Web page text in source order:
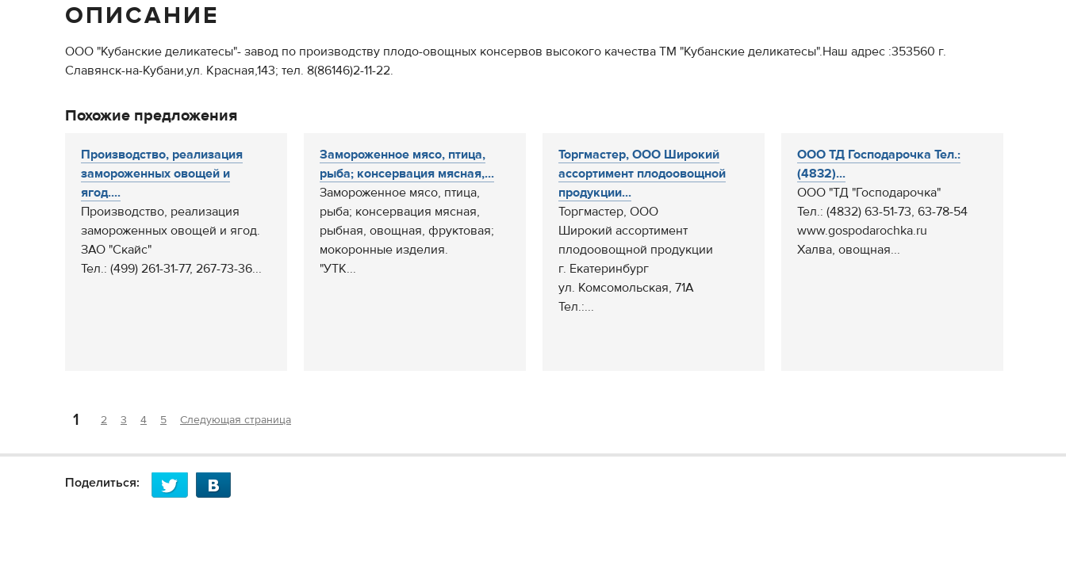
ОПИСАНИЕ
ООО "Кубанские деликатесы"- завод по производству плодо-овощных консервов высокого качества ТМ "Кубанские деликатесы".Наш адрес :353560 г.
Славянск-на-Кубани,ул. Красная,143; тел. 8(86146)2-11-22.
Похожие предложения
Производство, реализация
замороженных овощей и
ягод....
Производство, реализация
замороженных овощей и ягод.
ЗАО "Скайс"
Тел.: (499) 261-31-77, 267-73-36...
Замороженное мясо, птица,
рыба; консервация мясная,...
Замороженное мясо, птица,
рыба; консервация мясная,
рыбная, овощная, фруктовая;
мокоронные изделия.
"УТК...
Торгмастер, ООО Широкий
ассортимент плодоовощной
продукции...
Торгмастер, ООО
Широкий ассортимент
плодоовощной продукции
г. Екатеринбург
ул. Комсомольская, 71А
Тел.:...
ООО ТД Господарочка Тел.:
(4832)...
ООО "ТД "Господарочка"
Тел.: (4832) 63-51-73, 63-78-54
www.gospodarochka.ru
Халва, овощная...
1 2 3 4 5 Следующая страница
Поделиться: